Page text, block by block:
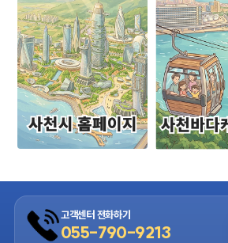
고객센터 전화하기
055-790-9213